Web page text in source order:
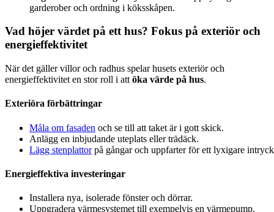
garderober och ordning i köksskåpen.
Vad höjer värdet på ett hus? Fokus på exteriör och
energieffektivitet
När det gäller villor och radhus spelar husets exteriör och
energieffektivitet en stor roll i att öka värde på hus.
Exteriöra förbättringar
Måla om fasaden och se till att taket är i gott skick.
Anlägg en inbjudande uteplats eller trädäck.
Lägg stenplattorpå gångar och uppfarter för ett lyxigare
Energieffektiva investeringar
Installera nya, isolerade fönster och dörrar.
Uppgradera värmesystemet till exempelvis en värmepump.